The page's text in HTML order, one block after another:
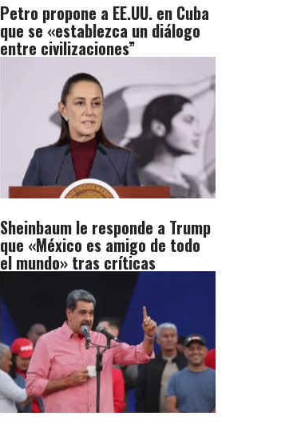
Petro propone a EE.UU. en Cuba
que se «establezca un diálogo
entre civilizaciones”
Sheinbaum le responde a Trump
que «México es amigo de todo
el mundo» tras críticas